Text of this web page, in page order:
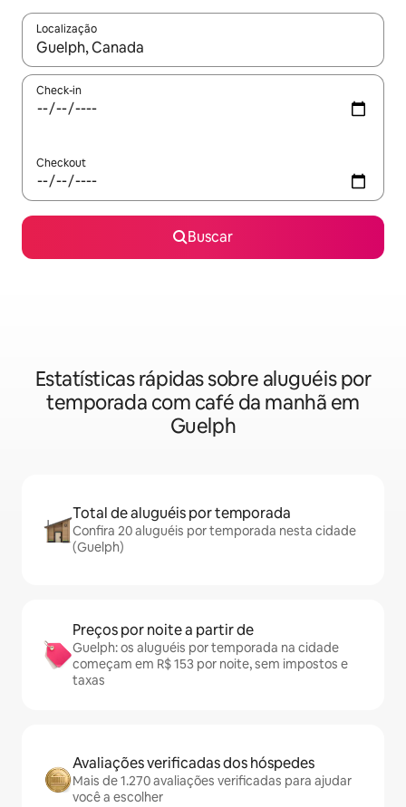
Localização
Quando os resultados estiverem disponíveis, explore-os
Check-in
Checkout
Buscar
Estatísticas rápidas sobre aluguéis por
temporada com café da manhã em
Guelph
Total de aluguéis por temporada
Confira 20 aluguéis por temporada nesta cidade
(Guelph)
Preços por noite a partir de
Guelph: os aluguéis por temporada na cidade
começam em R$ 153 por noite, sem impostos e
taxas
Avaliações verificadas dos hóspedes
Mais de 1.270 avaliações verificadas para ajudar
você a escolher